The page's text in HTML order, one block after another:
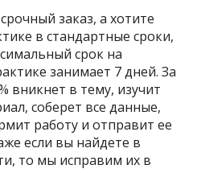
заказ, а хотите
в стандартные сроки,
срок на
занимает 7 дней. За
вникнет в тему, изучит
соберет все данные,
работу и отправит ее
если вы найдете в
то мы исправим их в